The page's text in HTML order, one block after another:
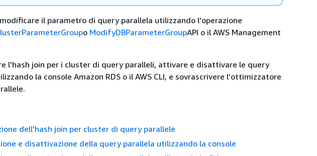
il parametro di query parallela utilizzando l'operazione
o ModifyDBParameterGroupAPI o il AWS Management
l'hash join per i cluster di query paralleli, attivare e disattivare le query
la console Amazon RDS o il AWS CLI, e sovrascrivere l'ottimizzatore
dell'hash join per cluster di query parallele
e disattivazione della query parallela utilizzando la console